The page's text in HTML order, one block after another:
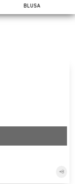
BLUSA
+8